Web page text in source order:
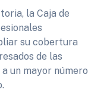
la Caja de
su cobertura
de las
un mayor número